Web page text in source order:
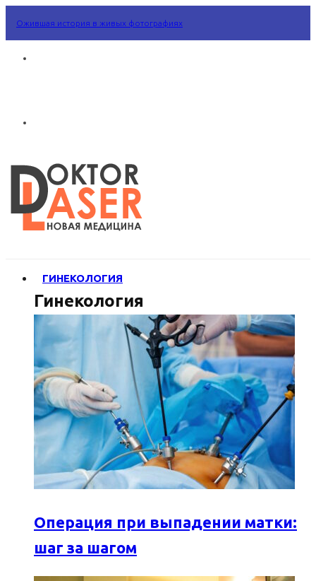
Ожившая история в живых фотографиях
ГИНЕКОЛОГИЯ
Гинекология
Операция при выпадении матки:
шаг за шагом